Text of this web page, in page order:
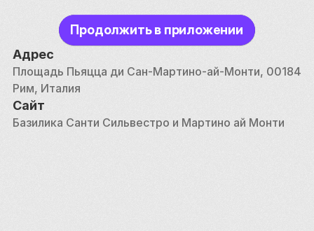
Продолжить в приложении
Адрес
Площадь Пьяцца ди Сан-Мартино-ай-Монти, 00184
Рим, Италия
Сайт
Базилика Санти Сильвестро и Мартино ай Монти